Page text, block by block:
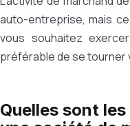
auto-entreprise, mais
vous souhaitez
préférable de se tourner
Quelles sont